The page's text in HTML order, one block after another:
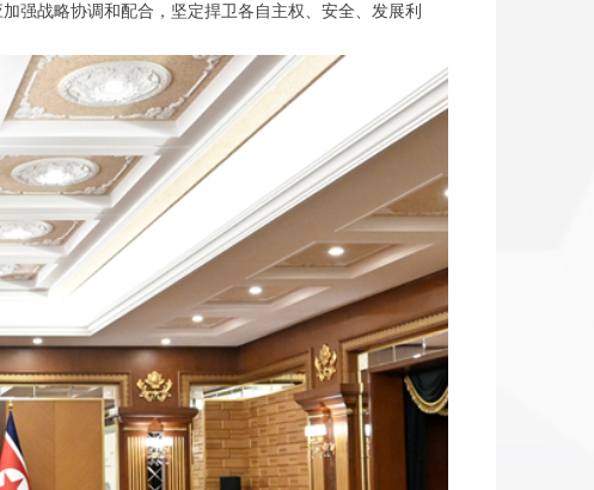
强战略协调和配合，坚定捍卫各自主权、安全、发展利